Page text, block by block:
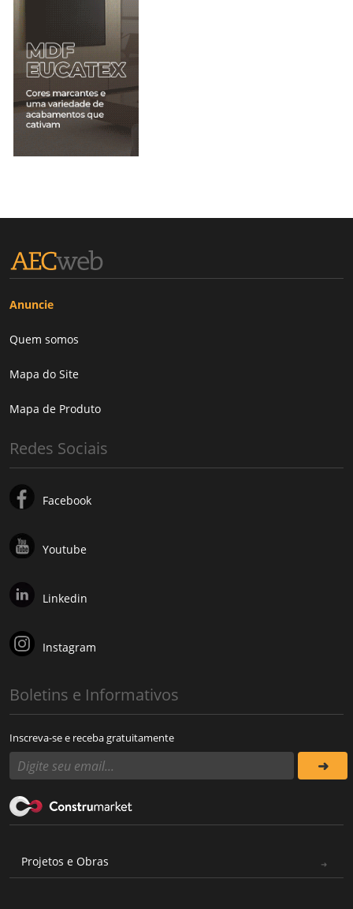
Anuncie
Quem somos
Mapa do Site
Mapa de Produto
Redes Sociais
Facebook
Youtube
Linkedin
Instagram
Boletins e Informativos
Inscreva-se e receba gratuitamente
Projetos e Obras